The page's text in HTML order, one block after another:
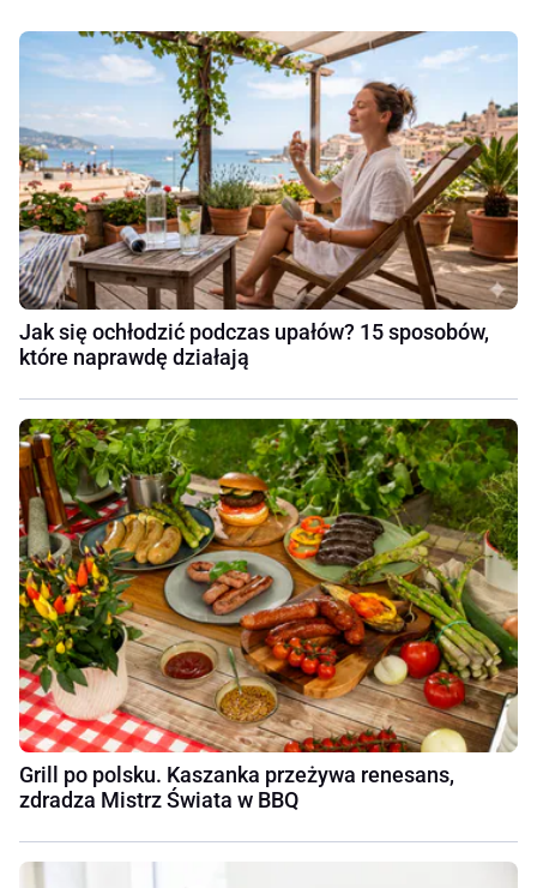
Jak się ochłodzić podczas upałów? 15 sposobów,
które naprawdę działają
Grill po polsku. Kaszanka przeżywa renesans,
zdradza Mistrz Świata w BBQ